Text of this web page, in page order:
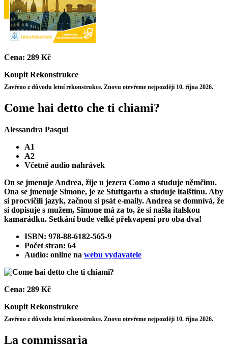
Cena: 289 Kč
Koupit Rekonstrukce
Zavřeno z důvodu letní rekonstrukce. Znovu otevřeme nejpozději 10. října 2026.
Come hai detto che ti chiami?
Alessandra Pasqui
A1
A2
Včetně audio nahrávek
On se jmenuje Andrea, žije u jezera Como a studuje němčinu.
Ona se jmenuje Simone, je ze Stuttgartu a studuje italštinu. Aby
si procvičili jazyk, začnou si psát e-maily. Andrea se domnívá, že
si dopisuje s mužem, Simone má za to, že si našla italskou
kamarádku. Setkání bude velké překvapení pro oba dva!
ISBN: 978-88-6182-565-9
Počet stran: 64
Audio: online na webu vydavatele
Cena: 289 Kč
Koupit Rekonstrukce
Zavřeno z důvodu letní rekonstrukce. Znovu otevřeme nejpozději 10. října 2026.
La commissaria